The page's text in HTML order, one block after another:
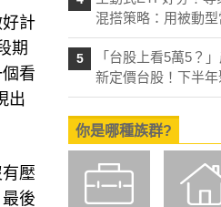
計
期
看
出
壓
後
混搭策略：用被動
5
「台股上看5萬5？
新定價台股！下半
你是哪種族群?